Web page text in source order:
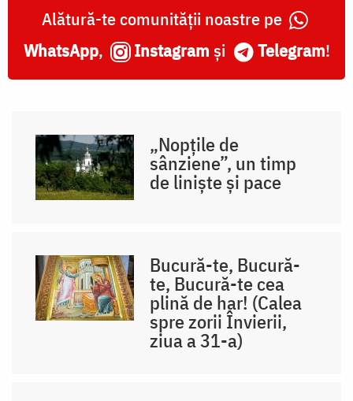
Alătură-te comunității noastre pe
WhatsApp, Instagram și Telegram!
„Nopțile de
sânziene”, un timp
de liniște și pace
Bucură-te, Bucură-
te, Bucură-te cea
plină de har! (Calea
spre zorii Învierii,
ziua a 31-a)